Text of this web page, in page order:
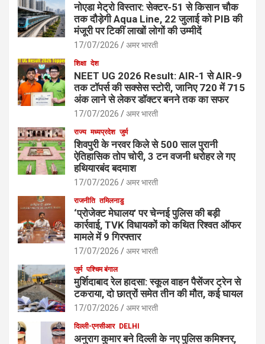
नोएडा मेट्रो विस्तार: सेक्टर-51 से किसान चौक
तक दौड़ेगी Aqua Line, 22 जुलाई को PIB की
मंजूरी पर टिकीं लाखों लोगों की उम्मीदें
17/07/2026 अमर भारती
शिक्षा देश
NEET UG 2026 Result: AIR-1 से AIR-9
तक टॉपर्स की सक्सेस स्टोरी, जानिए 720 में 715
अंक लाने से लेकर डॉक्टर बनने तक का सफर
17/07/2026 अमर भारती
राज्य मध्यप्रदेश जुर्म
शिवपुरी के नरवर किले से 500 साल पुरानी
ऐतिहासिक तोप चोरी, 3 टन वजनी धरोहर ले गए
हथियारबंद बदमाश
17/07/2026 अमर भारती
राजनीति तमिलनाडु
‘प्रोजेक्ट मेघालय’ पर चेन्नई पुलिस की बड़ी
कार्रवाई, TVK विधायकों को कथित रिश्वत ऑफर
मामले में 9 गिरफ्तार
17/07/2026 अमर भारती
जुर्म पश्चिम बंगाल
मुर्शिदाबाद रेल हादसा: स्कूल वाहन पैसेंजर ट्रेन से
टकराया, दो छात्रों समेत तीन की मौत, कई घायल
17/07/2026 अमर भारती
दिल्ली-एनसीआर DELHI
अनुराग कुमार बने दिल्ली के नए पुलिस कमिश्नर,